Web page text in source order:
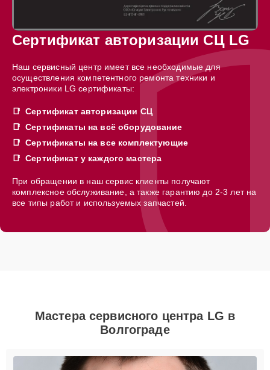
Сертификат авторизации СЦ LG
Наш сервисный центр имеет все необходимые для
осуществления компетентного ремонта техники и
электроники LG сертификаты:
Сертификат авторизации СЦ
Сертификаты на всё оборудование
Сертификаты на все комплектующие
Сертификат у каждого мастера
При обращении в наш сервис клиенты получают
комплексное обслуживание, а также гарантию до 2-3 лет на
все типы работ и используемых запчастей.
Мастера сервисного центра LG в
Волгограде